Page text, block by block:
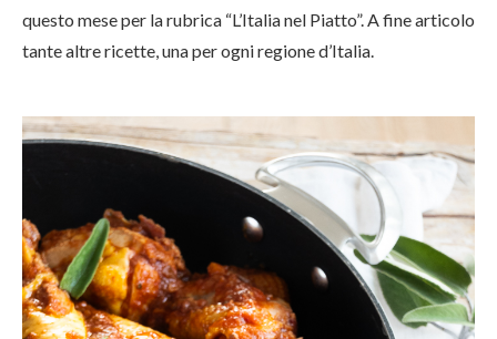
questo mese per la rubrica “L’Italia nel Piatto”. A fine articolo
tante altre ricette, una per ogni regione d’Italia.